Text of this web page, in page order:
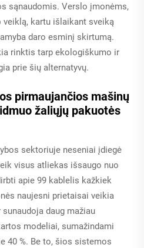
sąnaudomis. Verslo įmonėms,
veiklą, kartu išlaikant sveiką
daro esminį skirtumą.
rinktis tarp ekologiškumo ir
prie šių alternatyvų.
pirmaujančios mašinų
žaliųjų pakuotės
sektoriuje neseniai įdiegė
visus atliekas išsaugo nuo
apie 99 kablelis kažkiek
naujesni prietaisai veikia
daug mažiau
modeliai, sumažindami
40 %. Be to, šios sistemos